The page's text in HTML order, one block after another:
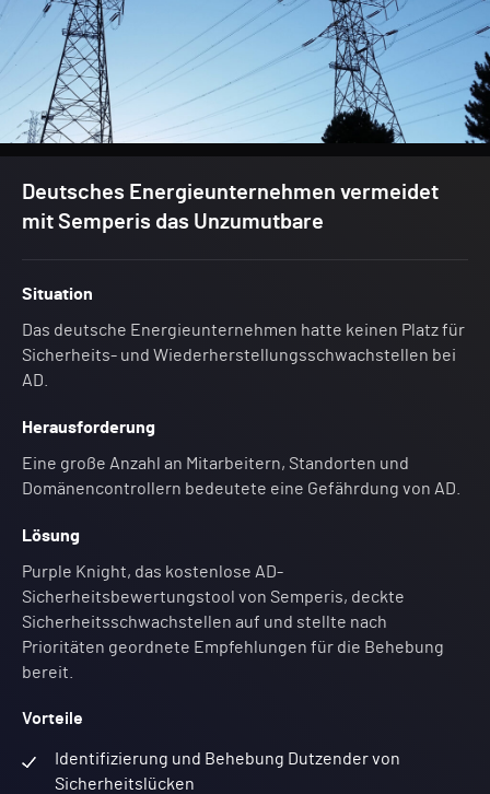
Deutsches Energieunternehmen vermeidet
mit Semperis das Unzumutbare
Situation
Das deutsche Energieunternehmen hatte keinen Platz für
Sicherheits- und Wiederherstellungsschwachstellen bei
AD.
Herausforderung
Eine große Anzahl an Mitarbeitern, Standorten und
Domänencontrollern bedeutete eine Gefährdung von AD.
Lösung
Purple Knight, das kostenlose AD-
Sicherheitsbewertungstool von Semperis, deckte
Sicherheitsschwachstellen auf und stellte nach
Prioritäten geordnete Empfehlungen für die Behebung
bereit.
Vorteile
Identifizierung und Behebung Dutzender von
Sicherheitslücken